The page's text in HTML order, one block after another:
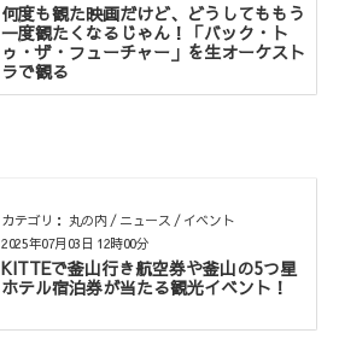
何度も観た映画だけど、どうしてももう
一度観たくなるじゃん！「バック・ト
ゥ・ザ・フューチャー」を生オーケスト
ラで観る
カテゴリ： 丸の内 / ニュース / イベント
KITTEで釜山行き航空券や釜山の5つ星
ホテル宿泊券が当たる観光イベント！
2025年07月03日 12時00分